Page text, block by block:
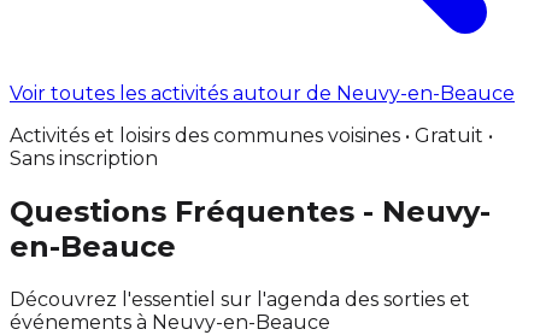
Voir toutes les activités autour de Neuvy-en-Beauce
Activités et loisirs des communes voisines • Gratuit •
Sans inscription
Questions Fréquentes - Neuvy-
en-Beauce
Découvrez l'essentiel sur l'agenda des sorties et
événements à Neuvy-en-Beauce